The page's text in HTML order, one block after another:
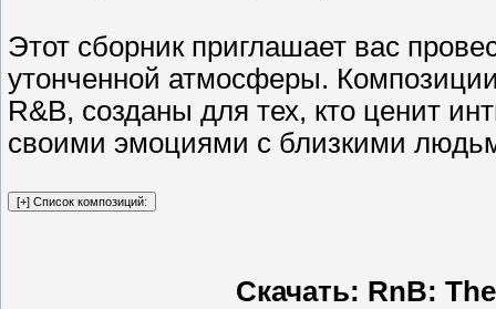
Этот сборник приглашает вас
утонченной атмосферы.
R&B, созданы для тех, кто ценит
своими эмоциями с близкими
Скачать: RnB: